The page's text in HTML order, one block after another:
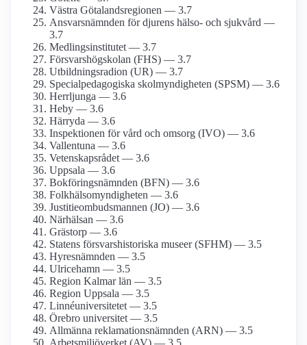
Västra Götalandsregionen — 3.7
Ansvarsnämnden för djurens hälso- och sjukvård —
3.7
Medlingsinstitutet — 3.7
Försvarshögskolan (FHS) — 3.7
Utbildningsradion (UR) — 3.7
Specialpedagogiska skolmyndigheten (SPSM) — 3.6
Herrljunga — 3.6
Heby — 3.6
Härryda — 3.6
Inspektionen för vård och omsorg (IVO) — 3.6
Vallentuna — 3.6
Vetenskapsrådet — 3.6
Uppsala — 3.6
Bokföringsnämnden (BFN) — 3.6
Folkhälsomyndigheten — 3.6
Justitieombudsmannen (JO) — 3.6
Närhälsan — 3.6
Grästorp — 3.6
Statens försvarshistoriska museer (SFHM) — 3.5
Hyresnämnden — 3.5
Ulricehamn — 3.5
Region Kalmar län — 3.5
Region Uppsala — 3.5
Linnéuniversitetet — 3.5
Örebro universitet — 3.5
Allmänna reklamationsnämnden (ARN) — 3.5
Arbetsmiljöverket (AV) — 3.5